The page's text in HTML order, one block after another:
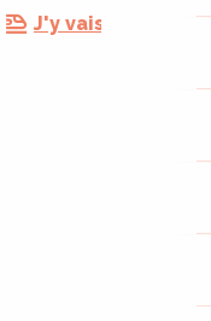
J'y vais en train !